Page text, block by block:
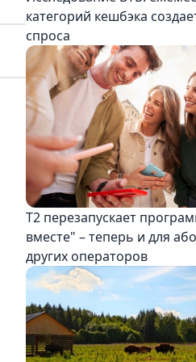
категорий кешбэка
спроса
Т2 перезапускает
вместе" – теперь и для
других операторов